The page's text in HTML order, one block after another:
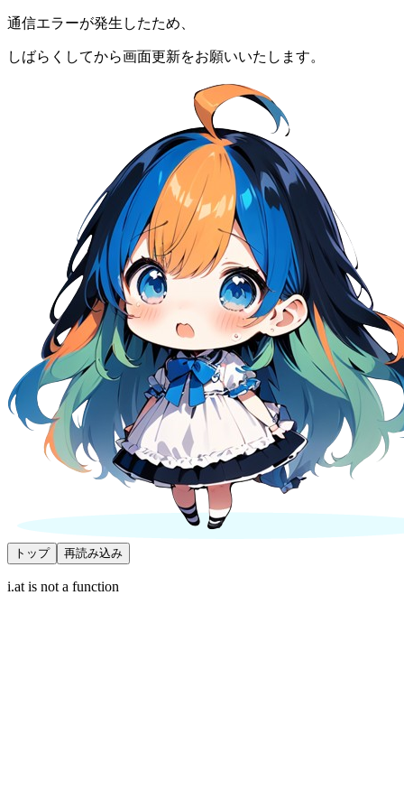
通信エラーが発生したため、
しばらくしてから画面更新をお願いいたします。
トップ 再読み込み
i.at is not a function